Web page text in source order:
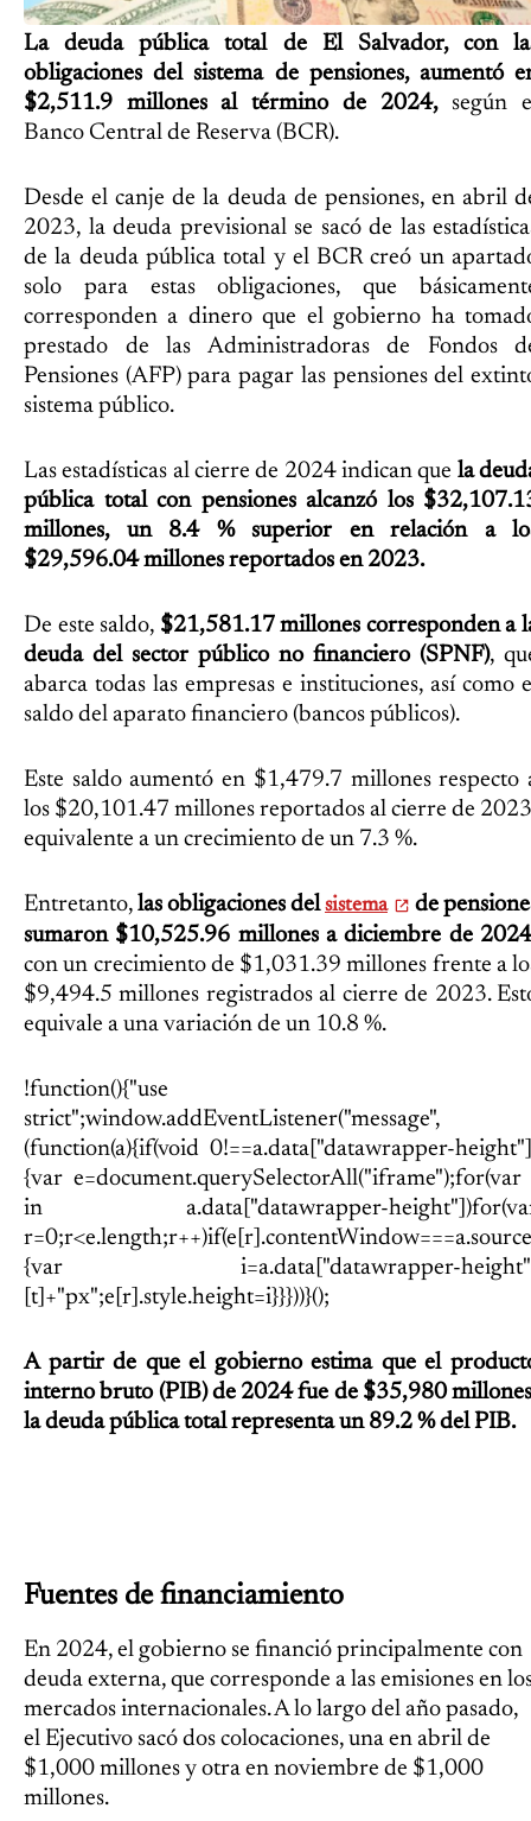
La deuda pública total de El Salvador, con
obligaciones del sistema de pensiones, aumentó
$2,511.9 millones al término de 2024,según
Banco Central de Reserva (BCR).
Desde el canje de la deuda de pensiones, en abril
2023, la deuda previsional se sacó de las
de la deuda pública total y el BCR creó un
solo para estas obligaciones, que
corresponden a dinero que el gobierno ha
prestado de las Administradoras de Fondos
Pensiones (AFP) para pagar las pensiones del
sistema público.
Las estadísticas al cierre de 2024 indican que la
pública total con pensiones alcanzó los
millones, un 8.4 % superior en relación a
$29,596.04 millones reportados en 2023.
De este saldo, $21,581.17 millones corresponden a
deuda del sector público no financiero (SPNF),
abarca todas las empresas e instituciones, así como
saldo del aparato financiero (bancos públicos).
Este saldo aumentó en $1,479.7 millones respecto
los $20,101.47 millones reportados al cierre de
equivalente a un crecimiento de un 7.3 %.
Entretanto, las obligaciones delsistema
de
sumaron $10,525.96 millones a diciembre de 2024
con un crecimiento de $1,031.39 millones frente a
$9,494.5 millones registrados al cierre de 2023.
equivale a una variación de un 10.8 %.
!function(){"use
strict";window.addEventListener("message",
(function(a){if(void 0!==a.data["datawrapper-
{var e=document.querySelectorAll("iframe");for(var
in a.data["datawrapper-
{var i=a.data["datawrapper-
[t]+"px";e[r].style.height=i}}}))}();
A partir de que el gobierno estima que el
interno bruto (PIB) de 2024 fue de $35,980
la deuda pública total representa un 89.2 % del PIB.
Fuentes de financiamiento
En 2024, el gobierno se financió principalmente con
deuda externa, que corresponde a las emisiones en
mercados internacionales. A lo largo del año pasado,
el Ejecutivo sacó dos colocaciones, una en abril de
$1,000 millones y otra en noviembre de $1,000
millones.